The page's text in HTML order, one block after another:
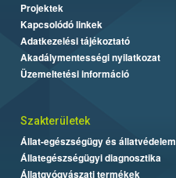
Projektek
Kapcsolódó linkek
Adatkezelési tájékoztató
Akadálymentességi nyilatkozat
Üzemeltetési információ
Szakterületek
Állat-egészségügy és állatvédelem
Állategészségügyi diagnosztika
Állatgyógyászati termékek